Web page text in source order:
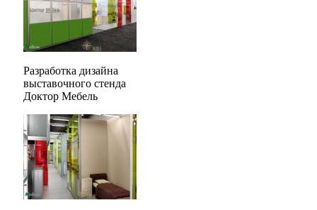
Разработка дизайна
выставочного стенда
Доктор Мебель